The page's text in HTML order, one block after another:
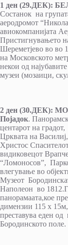
1 ден (29.ДЕК):
Состанок на
аеродромот
авиокомпанијата
Пристигнувањето
Шереметјево во во
на Московското
некои од
музеи (мозаици,
2 ден (30.ДЕК):
Појадок.
центарот на
Црквата на
Христос
видиковецот
“Ломоносов”,
влегување во
Музеот
Наполеон во
панорамаата,кое
димензии 115 х
преставува еден од
Бородинското поле.